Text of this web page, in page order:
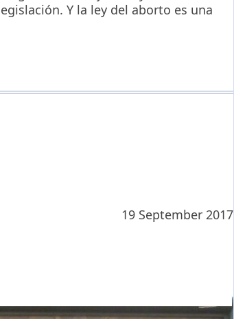
Y la ley del aborto es una
19 September 2017